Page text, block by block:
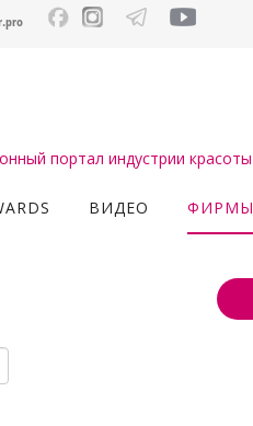
портал индустрии красоты
ВИДЕО ФИРМЫ